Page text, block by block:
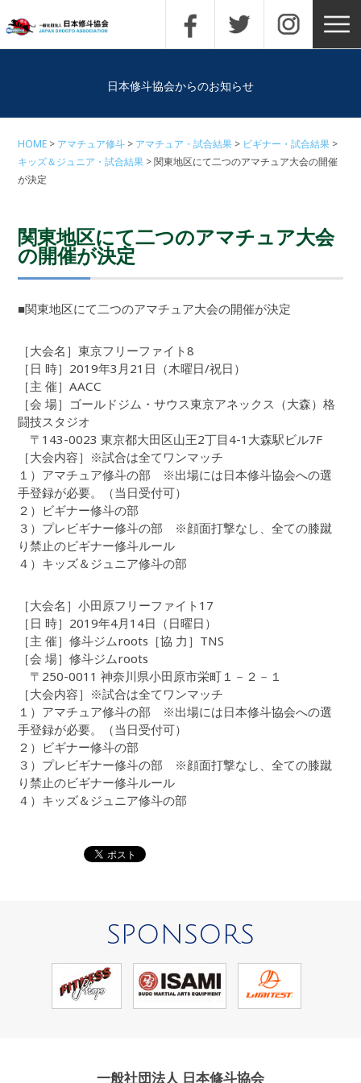
日本修斗協会からのお知らせ
HOME アマチュア修斗 アマチュア・試合結果
ビギナー・試合結果
キッズ＆ジュニア・試合結果
関東地区にて二つのアマチュア大会の開催
が決定
関東地区にて二つのアマチュア大会
の開催が決定
■関東地区にて二つのアマチュア大会の開催が決定
［大会名］東京フリーファイト8
［日 時］2019年3月21日（木曜日/祝日）
［主 催］AACC
［会 場］ゴールドジム・サウス東京アネックス（大森）格
闘技スタジオ
〒143-0023 東京都大田区山王2丁目4-1大森駅ビル7F
［大会内容］※試合は全てワンマッチ
１）アマチュア修斗の部 ※出場には日本修斗協会への選
手登録が必要。（当日受付可）
２）ビギナー修斗の部
３）プレビギナー修斗の部 ※顔面打撃なし、全ての膝蹴
り禁止のビギナー修斗ルール
４）キッズ＆ジュニア修斗の部
［大会名］小田原フリーファイト17
［日 時］2019年4月14日（日曜日）
［主 催］修斗ジムroots［協 力］TNS
［会 場］修斗ジムroots
〒250-0011 神奈川県小田原市栄町１－２－１
［大会内容］※試合は全てワンマッチ
１）アマチュア修斗の部 ※出場には日本修斗協会への選
手登録が必要。（当日受付可）
２）ビギナー修斗の部
３）プレビギナー修斗の部 ※顔面打撃なし、全ての膝蹴
り禁止のビギナー修斗ルール
４）キッズ＆ジュニア修斗の部
SPONSORS
一般社団法人 日本修斗協会